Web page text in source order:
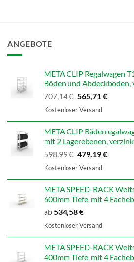
ANGEBOTE
META CLIP Regalwagen
Böden und Abdeckboden,
707,14€ Ursprünglicher
Preis
565,71€Aktueller
Kostenloser Versand
META CLIP
mit 2 Lagerebenen,
598,99€ Ursprünglicher
Preis
479,19€Aktueller
Kostenloser Versand
META SPEED-RACK
600mm Tiefe, mit 4
ab534,58€
Kostenloser Versand
META SPEED-RACK
400mm Tiefe, mit 4